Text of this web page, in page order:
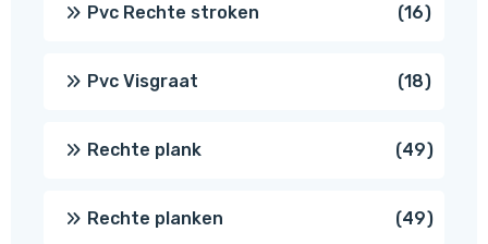
Pvc Rechte stroken 1616
Pvc Visgraat 1818
Rechte plank 4949
Rechte planken 4949